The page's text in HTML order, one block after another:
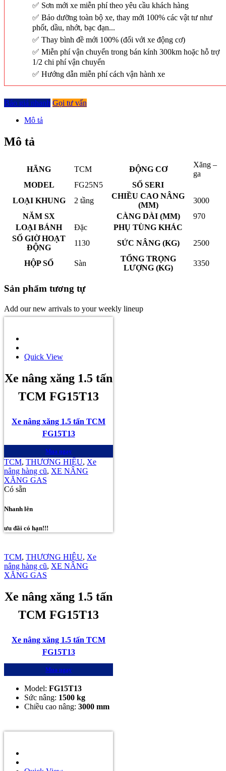
Sơn mới xe miễn phí theo yêu cầu khách hàng
Bảo dưỡng toàn bộ xe, thay mới 100% các vật tư như
phốt, dầu, nhớt, bạc đạn...
Thay bình đề mới 100% (đối với xe động cơ)
Miễn phí vận chuyển trong bán kính 300km hoặc hỗ trợ
1/2 chi phí vận chuyển
Hướng dẫn miễn phí cách vận hành xe
Báo giá nhanh Gọi tư vấn
Mô tả
Mô tả
HÃNG TCM ĐỘNG CƠ
Xăng –
ga
MODEL
FG25N5
SỐ SERI
LOẠI KHUNG
2 tầng
CHIỀU CAO NÂNG
(MM)
3000
NĂM SX
CÀNG DÀI (MM)
970
LOẠI BÁNH
Đặc
PHỤ TÙNG KHÁC
SỐ GIỜ HOẠT
ĐỘNG
1130 SỨC NÂNG (KG) 2500
HỘP SỐ Sàn
TỔNG TRỌNG
LƯỢNG (KG)
3350
Sản phẩm tương tự
Add our new arrivals to your weekly lineup
Quick View
Xe nâng xăng 1.5 tấn
TCM FG15T13
Xe nâng xăng 1.5 tấn TCM
FG15T13
Mua ngay
TCM, THƯƠNG HIỆU, Xe
nâng hàng cũ, XE NÂNG
XĂNG GAS
Có sẵn
Nhanh lên
ưu đãi có hạn!!!
TCM, THƯƠNG HIỆU, Xe
nâng hàng cũ, XE NÂNG
XĂNG GAS
Xe nâng xăng 1.5 tấn
TCM FG15T13
Xe nâng xăng 1.5 tấn TCM
FG15T13
Mua ngay
Model: FG15T13
Sức nâng: 1500 kg
Chiều cao nâng: 3000 mm